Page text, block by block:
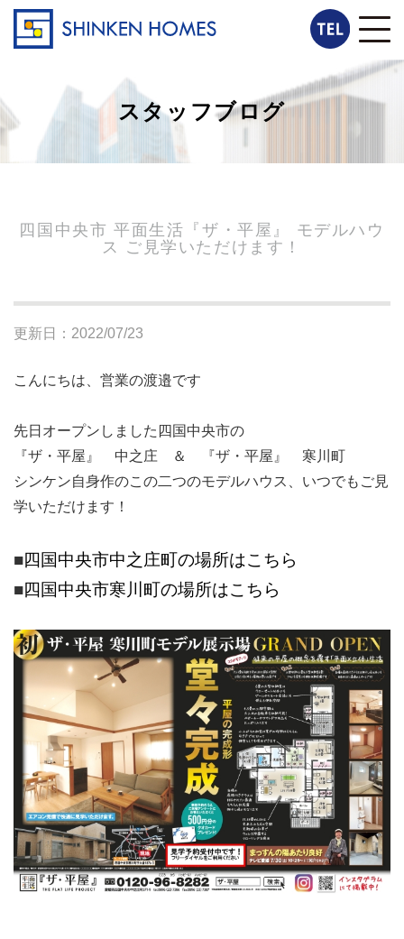
スタッフブログ
四国中央市 平面生活『ザ・平屋』 モデルハウ
ス ご見学いただけます！
更新日：2022/07/23
こんにちは、営業の渡邉です
先日オープンしました四国中央市の
『ザ・平屋』 中之庄 ＆ 『ザ・平屋』 寒川町
シンケン自身作のこの二つのモデルハウス、いつでもご見
学いただけます！
■四国中央市中之庄町の場所はこちら
■四国中央市寒川町の場所はこちら